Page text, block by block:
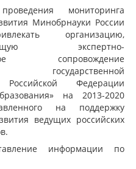
мониторинга
Минобрнауки России
организацию,
экспертно-
сопровождение
государственной
Федерации
на 2013-2020
на поддержку
ведущих российских
информации по